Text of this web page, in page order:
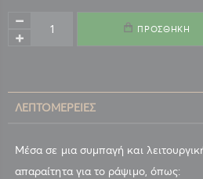
ΠΡΟΣΘΉΚΗ
ΛΕΠΤΟΜΈΡΕΙΕΣ
Μέσα σε μια συμπαγή και
απαραίτητα για το ράψιμο, όπως: